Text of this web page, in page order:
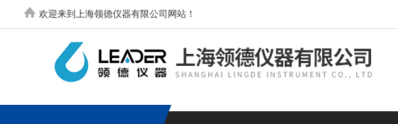
欢迎来到上海领德仪器有限公司网站！